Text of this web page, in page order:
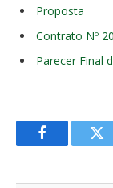
Proposta
Contrato Nº
Parecer Final
Facebook